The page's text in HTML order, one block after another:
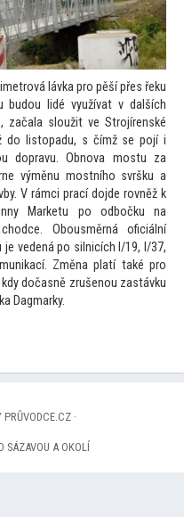
lávka pro pěší přes řeku
budou lidé využívat v dalších
začala sloužit ve Strojírenské
do listopadu, s čímž se pojí i
dopravu. Obnova mostu za
výměnu mostního svršku a
V rámci prací dojde rovněž k
Marketu po odbočku na
Obousměrná oficiální
vedená po silnicích I/19, I/37,
Změna platí také pro
dočasně zrušenou zastávku
Dagmarky.
·
SÁZAVOU A OKOLÍ